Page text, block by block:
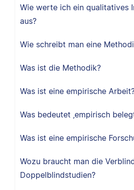
Wie werte ich ein qualitatives
aus?
Wie schreibt man eine
Was ist die Methodik?
Was ist eine empirische
Was bedeutet ‚empirisch
Was ist eine empirische
Wozu braucht man die
Doppelblindstudien?